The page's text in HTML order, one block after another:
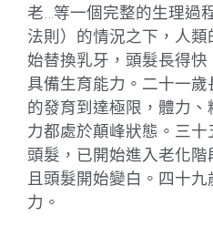
老…等一個完整的生理過
法則）的情況之下，人
始替換乳牙，頭髮長得
具備生育能力。二十一
的發育到達極限，體力
力都處於顛峰狀態。三
頭髮，已開始進入老化
且頭髮開始變白。四十
力。